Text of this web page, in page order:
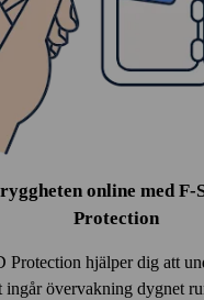
online med
Protection
Protection hjälper dig att
ingår över­vakning dygnet